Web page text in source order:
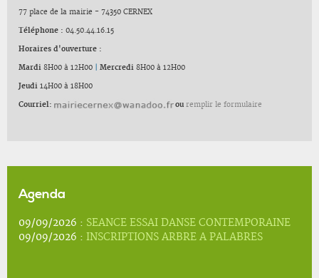
77 place de la mairie - 74350 CERNEX
Téléphone : 04.50.44.16.15
Horaires d'ouverture :
Mardi 8H00 à 12H00 Mercredi 8H00 à 12H00
Jeudi 14H00 à 18H00
Courriel: ou remplir le formulaire
Agenda
09/09/2026 : SEANCE ESSAI DANSE CONTEMPORAINE
09/09/2026 : INSCRIPTIONS ARBRE A PALABRES